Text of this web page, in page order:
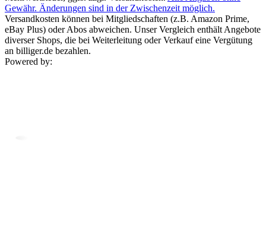
Gewähr. Änderungen sind in der Zwischenzeit möglich.
Versandkosten können bei Mitgliedschaften (z.B. Amazon Prime,
eBay Plus) oder Abos abweichen. Unser Vergleich enthält Angebote
diverser Shops, die bei Weiterleitung oder Verkauf eine Vergütung
an billiger.de bezahlen.
Powered by: